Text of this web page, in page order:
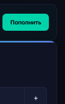
Пополнить
+